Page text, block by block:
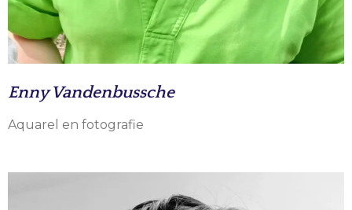
Enny Vandenbussche
Aquarel en fotografie